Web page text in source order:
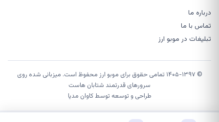
درباره ما
تماس با ما
تبلیغات در موبو ارز
© ۱۴۰۵-۱۳۹۷ تمامی حقوق برای موبو ارز محفوظ است. میزبانی شده روی
سرورهای قدرتمند شتابان هاست
طراحی و توسعه توسطکاوان مدیا